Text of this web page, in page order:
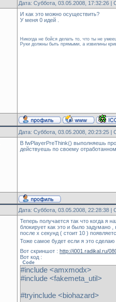
blocked[id]=false
return
}
public event_infect2(id)
{
set_hudmessage(243,
show_hudmessage(id,
}
}
}
if (!is_user_alive(id))
return
if
{
set_hudmessage(243,
show_hudmessage(id,
}
return
Дата: Суббота, 03.05.2008, 17:32:26
И как это можно осуществить?
У меня 0 идей .
Никогда не бойся делать то, что ты не
Руки должны быть прямыми, а извилины
Дата: Суббота, 03.05.2008, 20:23:25
В fwPlayerPreThink() выполняешь
действуешь по своему
Дата: Суббота, 03.05.2008, 22:28:38
Теперь получается так что когда я
блокирует как это и было задумано ,
после x секунд ( стоит 10 )
Тоже самое будет если я это
Вот скриншот : http://i001.radikal.ru/
Вот код :
Code
#include <amxmodx>
#include <fakemeta_util>
#tryinclude <biohazard>